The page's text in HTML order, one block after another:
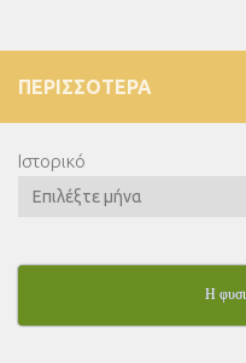
ΠΕΡΙΣΣΌΤΕΡΑ
Ιστορικό
Η